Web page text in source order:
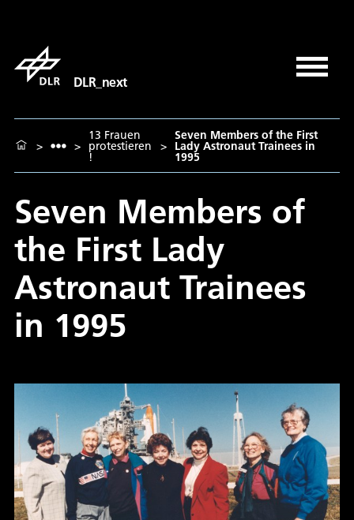
DLR_next
> >
13 Frauen
protestieren
!
>
Seven Members of the First
Lady Astronaut Trainees in
1995
Seven Members of
the First Lady
Astronaut Trainees
in 1995